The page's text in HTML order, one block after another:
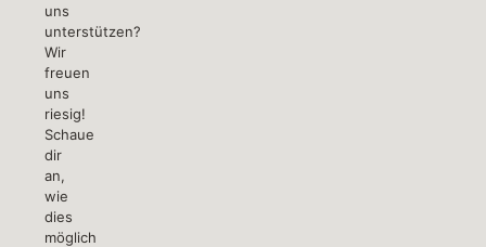
uns
unterstützen?
Wir
freuen
uns
riesig!
Schaue
dir
an,
wie
dies
möglich